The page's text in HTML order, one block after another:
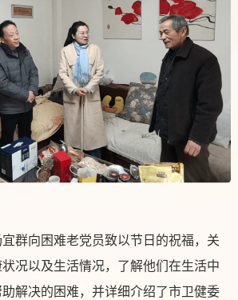
群向困难老党员致以节日的祝福，关
况以及生活情况，了解他们在生活中
解决的困难，并详细介绍了市卫健委